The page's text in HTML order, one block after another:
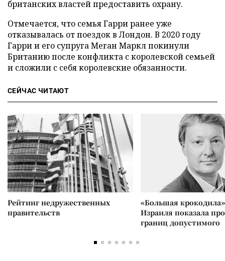
британских властей предоставить охрану.
Отмечается, что семья Гарри ранее уже
отказывалась от поездок в Лондон. В 2020 году
Гарри и его супруга Меган Маркл покинули
Британию после конфликта с королевской семьей
и сложили с себя королевские обязанности.
СЕЙЧАС ЧИТАЮТ
Рейтинг недружественных
правительств
«Большая
Израиля показала
границ допустимого